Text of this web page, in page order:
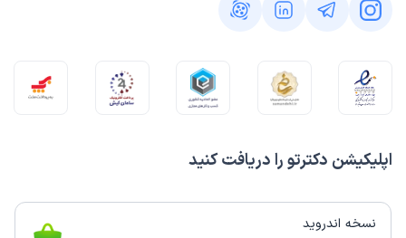
اپلیکیشن دکترتو را دریافت کنید
نسخه اندروید